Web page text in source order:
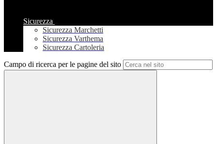
Sicurezza
Sicurezza Marchetti
Sicurezza Varthema
Sicurezza Cartoleria
Campo di ricerca per le pagine del sito